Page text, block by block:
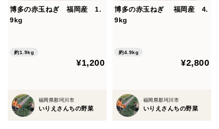
博多の赤玉ねぎ 福岡産 1.
9kg
約1.9kg
¥1,200
福岡県那珂川市
いりえさんちの野菜
博多の赤玉ねぎ 福岡産 4.
9kg
約4.9kg
¥2,800
福岡県那珂川市
いりえさんちの野菜